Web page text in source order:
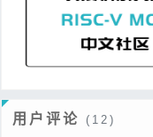
用户评论 (12)